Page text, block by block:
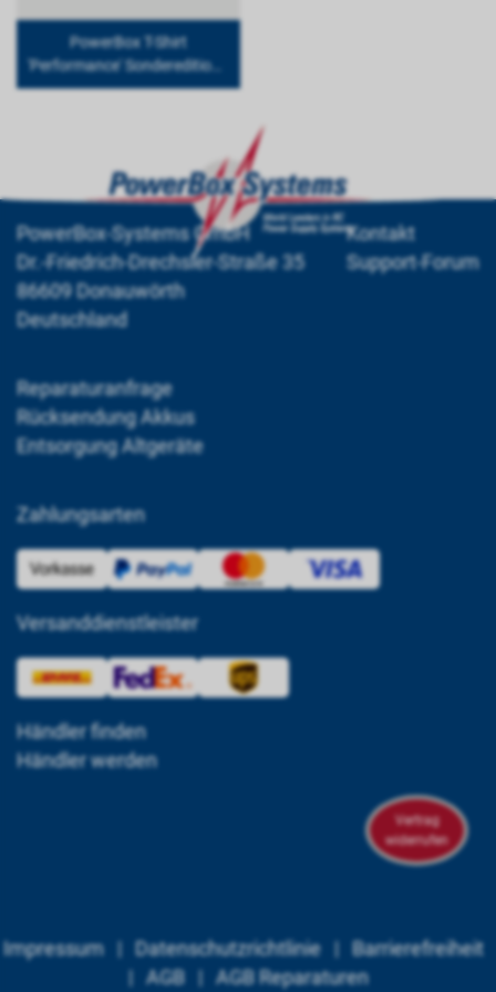
PowerBox T-Shirt
'Performance' Sonderedition -
schwarz - XS
PowerBox-Systems GmbH
Dr.-Friedrich-Drechsler-Straße 35
86609 Donauwörth
Deutschland
Kontakt
Support-Forum
Reparaturanfrage
Rücksendung Akkus
Entsorgung Altgeräte
Zahlungsarten
Versanddienstleister
Händler finden
Händler werden
Vertrag
widerrufen
Impressum| Datenschutzrichtlinie| Barrierefreiheit
|AGB|AGB Reparaturen